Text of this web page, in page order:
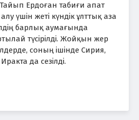
Ердоған табиғи апат
үшін жеті күндік ұлттық аза
барлық аумағында
түсірілді. Жойқын жер
соның ішінде Сирия,
да сезілді.